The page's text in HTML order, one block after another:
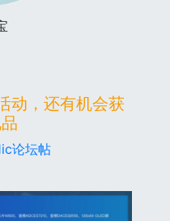
动，还有机会获
论坛帖